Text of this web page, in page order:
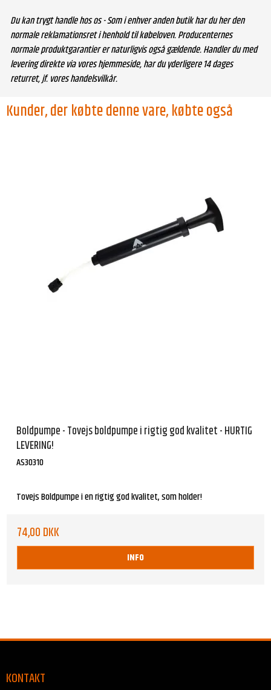
Du kan trygt handle hos os - Som i enhver anden butik har du her den
normale reklamationsret i henhold til købeloven. Producenternes
normale produktgarantier er naturligvis også gældende. Handler du med
levering direkte via vores hjemmeside, har du yderligere 14 dages
returret, jf. vores handelsvilkår.
Kunder, der købte denne vare, købte også
Boldpumpe - Tovejs boldpumpe i rigtig god kvalitet - HURTIG
LEVERING!
AS30310
Tovejs Boldpumpe i en rigtig god kvalitet, som holder!
74,00 DKK
INFO
KONTAKT